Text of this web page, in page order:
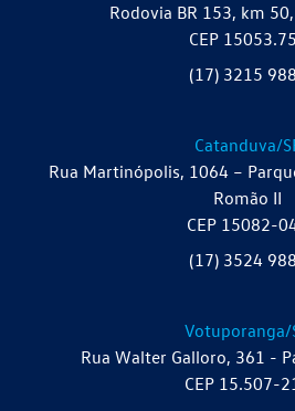
Rodovia BR 153, km
CEP
(17) 3215
Catanduva/
Rua Martinópolis, 1064 –
Romão II
CEP 15082-
(17) 3524
Votuporanga/
Rua Walter Galloro, 361 -
CEP 15.507-